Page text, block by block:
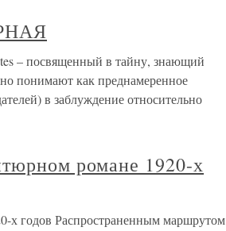
посвященный в тайну, знающий
понимают как преднамеренное
в заблуждение относительно
романе 1920-х
х годов Распространенным маршрутом